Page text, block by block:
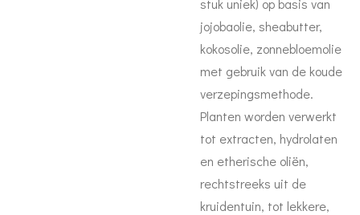
stuk uniek) op basis van
jojobaolie, sheabutter,
kokosolie, zonnebloemolie
met gebruik van de koude
verzepingsmethode.
Planten worden verwerkt
tot extracten, hydrolaten
en etherische oliën,
rechtstreeks uit de
kruidentuin, tot lekkere,